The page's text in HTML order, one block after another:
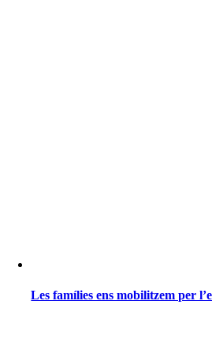
Les famílies ens mobilitzem per